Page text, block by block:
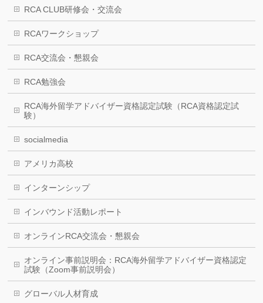
RCA CLUB研修会・交流会
RCAワークショップ
RCA交流会・懇親会
RCA勉強会
RCA海外留学アドバイザー資格認定試験（RCA資格認定試
験）
socialmedia
アメリカ高校
インターンシップ
インバウンド活動レポート
オンラインRCA交流会・懇親会
オンライン事前説明会：RCA海外留学アドバイザー資格認定
試験（Zoom事前説明会）
グローバル人材育成